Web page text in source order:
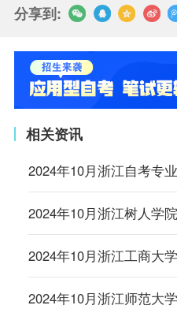
分享到:
相关资讯
2024年10月浙江自考专
2024年10月浙江树人学
2024年10月浙江工商大
2024年10月浙江师范大